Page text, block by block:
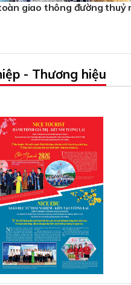
giao thông đường thuỷ
- Thương hiệu